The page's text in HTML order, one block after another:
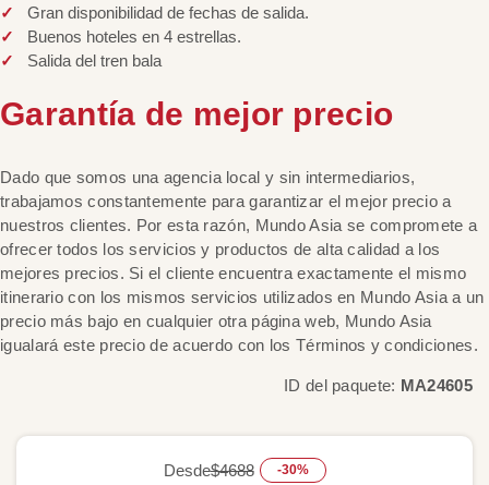
Gran disponibilidad de fechas de salida.
Buenos hoteles en 4 estrellas.
Salida del tren bala
Garantía de mejor precio
Dado que somos una agencia local y sin intermediarios,
trabajamos constantemente para garantizar el mejor precio a
nuestros clientes. Por esta razón, Mundo Asia se compromete a
ofrecer todos los servicios y productos de alta calidad a los
mejores precios. Si el cliente encuentra exactamente el mismo
itinerario con los mismos servicios utilizados en Mundo Asia a un
precio más bajo en cualquier otra página web, Mundo Asia
igualará este precio de acuerdo con los Términos y condiciones.
ID del paquete: MA24605
Desde$4688 -30%